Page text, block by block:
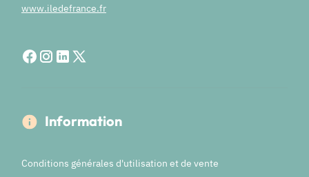
www.iledefrance.fr
Information
Conditions générales d'utilisation et de vente